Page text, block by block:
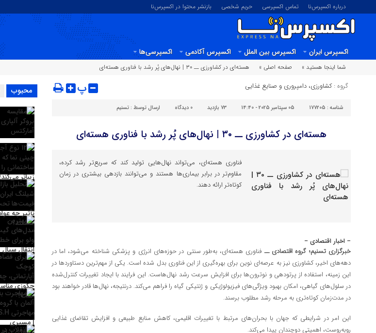
درباره اکسپرس‌نا تماس اکسپرسی حریم شخصی بازنشر محتوا در اکسپرس‌نا
اکسپرس ایران اکسپرس بین الملل اکسپرس آکادمی اکسپرسی‌ها
شما اینجا هستید » صفحه اصلی » هسته‌ای در کشاورزی ــ ۳۰ | نهال‌های پُر رشد با فناوری هسته‌ای
گروه :کشاورزی، دامپروری و صنایع غذایی پ
شناسه : 177205 05 سپتامبر 2025 - 14:40 73 بازدید 0 دیدگاه ارسال توسط : تسنیم
هسته‌ای در کشاورزی ــ ۳۰ | نهال‌های پُر رشد با فناوری هسته‌ای
فناوری هسته‌ای، می‌تواند نهال‌هایی تولید کند که سریع‌تر رشد کرده،
مقاوم‌تر در برابر بیماری‌ها هستند و می‌توانند بازدهی بیشتری در زمان
کوتاه‌تر ارائه دهند.
– اخبار اقتصادی –
خبرگزاری تسنیم؛ گروه اقتصادی ــ فناوری هسته‌ای، به‌طور سنتی در حوزه‌های انرژی و پزشکی شناخته می‌شود، اما در
دهه‌های اخیر، کشاورزی نیز به عرصه‌ای نوین برای بهره‌گیری از این فناوری بدل شده است. یکی از مهم‌ترین دستاوردها در
این زمینه، استفاده از پرتودهی و نوترون‌ها برای افزایش سرعت رشد نهال‌هاست. این فرایند با ایجاد تغییرات کنترل‌شده
در سلول‌های گیاهی، امکان بهبود ویژگی‌های فیزیولوژیکی و ژنتیکی گیاه را فراهم می‌کند. درنتیجه، نهال‌ها قادر خواهند بود
در مدت‌زمان کوتاه‌تری به مرحله رشد مطلوب برسند.
این امر در شرایطی که جهان با بحران‌های مرتبط با تغییرات اقلیمی، کاهش منابع طبیعی و افزایش تقاضای غذایی
روبه‌روست، اهمیتی دوچندان پیدا می‌کند.
محبوب